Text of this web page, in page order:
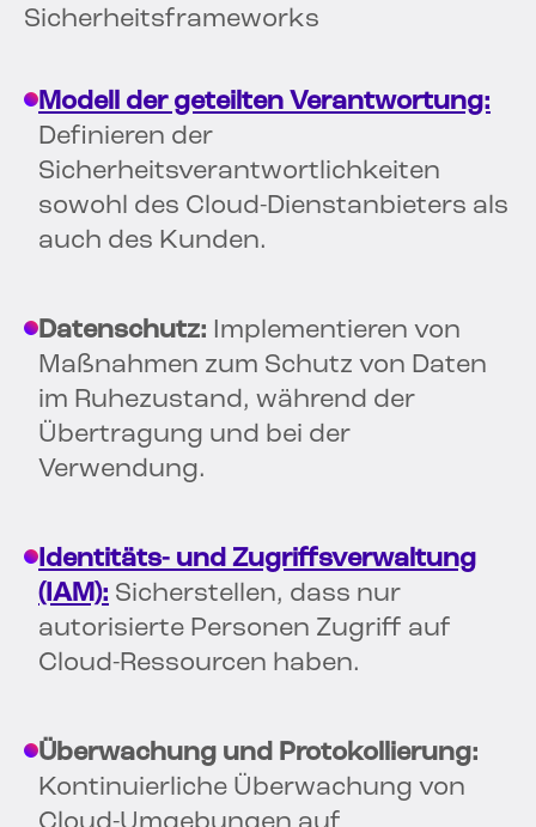
Sicherheitsframeworks
Modell der geteilten Verantwortung:
Definieren der
Sicherheitsverantwortlichkeiten
sowohl des Cloud-Dienstanbieters als
auch des Kunden.
Datenschutz: Implementieren von
Maßnahmen zum Schutz von Daten
im Ruhezustand, während der
Übertragung und bei der
Verwendung.
Identitäts- und Zugriffsverwaltung
(IAM): Sicherstellen, dass nur
autorisierte Personen Zugriff auf
Cloud-Ressourcen haben.
Überwachung und Protokollierung:
Kontinuierliche Überwachung von